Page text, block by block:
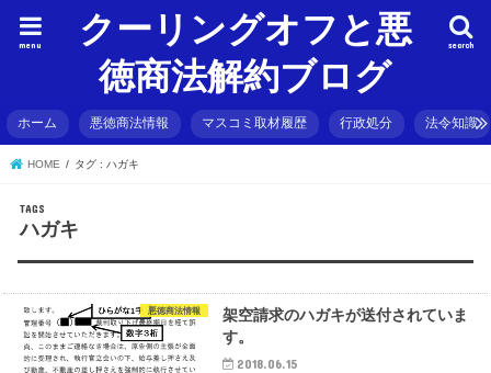
クーリングオフと悪
徳商法解約ブログ
search
menu
ホーム 悪徳商法情報 マスコミ取材履歴 行政処分 法令知識
HOME タグ : ハガキ
ハガキ
悪徳商法情報
架空請求のハガキが送付されていま
す。
2018.06.15